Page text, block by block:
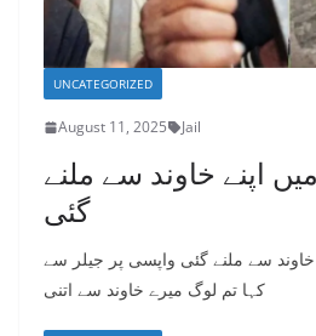
UNCATEGORIZED
August 11, 2025 Jail
اپنے خاوند سے ملنے
گئی
سے ملنے گئی واپسی پر جیلر سے
کہا تم لوگ میرے خاوند سے اتنی